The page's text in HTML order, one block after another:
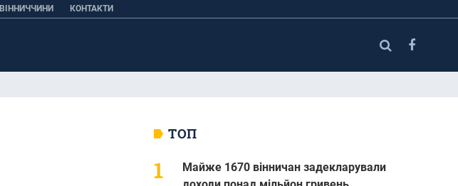
КОНТАКТИ
ТОП
Майже 1670 вінничан задекларували